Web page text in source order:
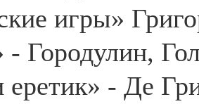
игры»
Городулин,
еретик» - Де